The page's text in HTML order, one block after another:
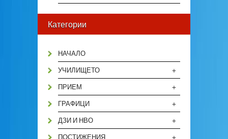
Категории
НАЧАЛО
+
УЧИЛИЩЕТО
+
ПРИЕМ
+
ГРАФИЦИ
+
ДЗИ И НВО
+
ПОСТИЖЕНИЯ